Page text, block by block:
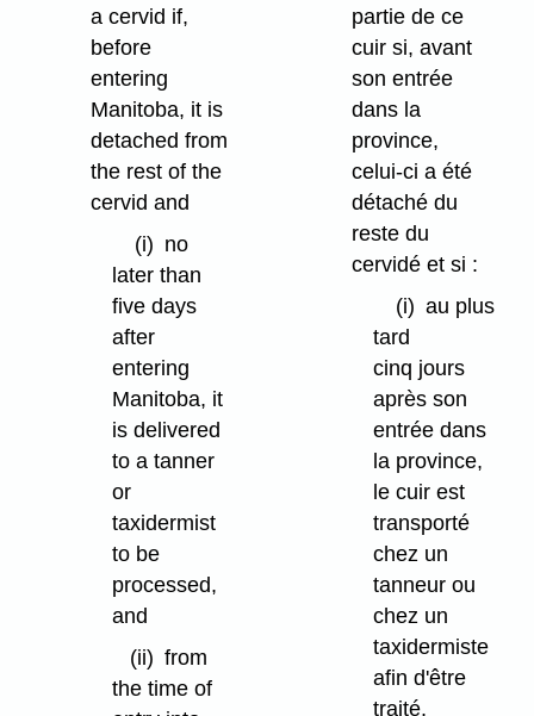
a cervid if,
before
entering
Manitoba, it is
detached from
the rest of the
cervid and
(i) no
later than
five days
after
entering
Manitoba, it
is delivered
to a tanner
or
taxidermist
to be
processed,
and
(ii) from
the time of
partie de ce
cuir si, avant
son entrée
dans la
province,
celui-ci a été
détaché du
reste du
cervidé et si :
(i) au plus
tard
cinq jours
après son
entrée dans
la province,
le cuir est
transporté
chez un
tanneur ou
chez un
taxidermiste
afin d'être
traité,